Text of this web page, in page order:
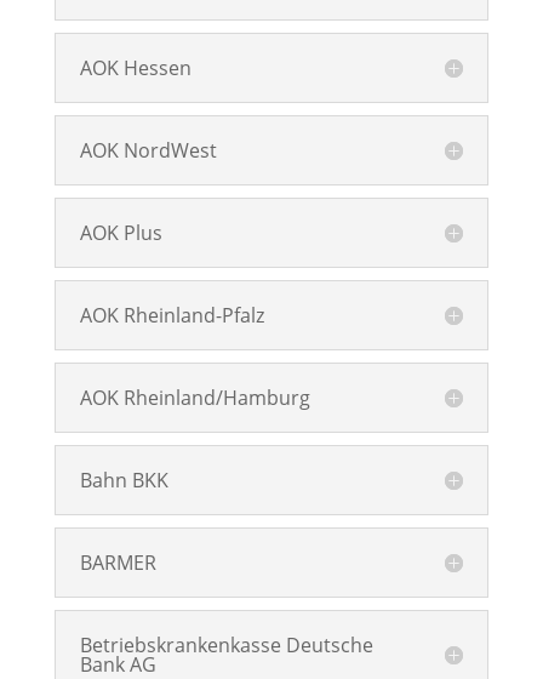
AOK Hessen
AOK NordWest
AOK Plus
AOK Rheinland-Pfalz
AOK Rheinland/Hamburg
Bahn BKK
BARMER
Betriebskrankenkasse Deutsche
Bank AG